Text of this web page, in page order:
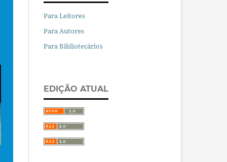
Para Leitores
Para Autores
Para Bibliotecários
EDIÇÃO ATUAL